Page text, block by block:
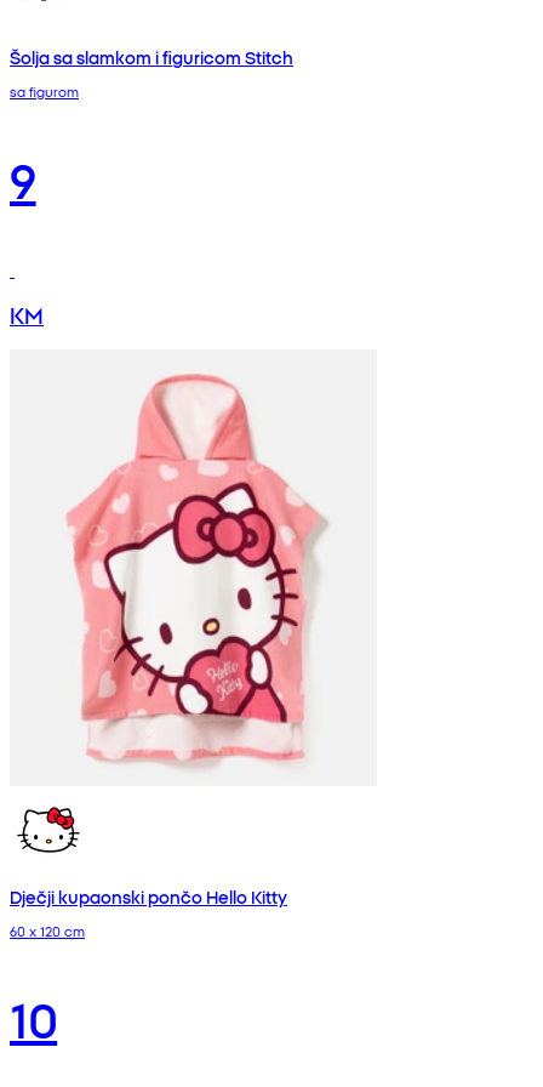
Šolja sa slamkom i figuricom Stitch
sa figurom
9
KM
Dječji kupaonski pončo Hello Kitty
60 x 120 cm
10